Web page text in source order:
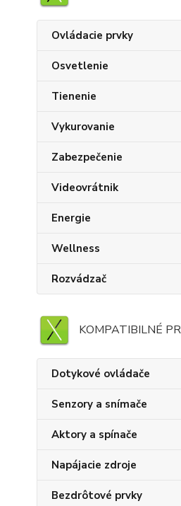
Ovládacie prvky
Osvetlenie
Tienenie
Vykurovanie
Zabezpečenie
Videovrátnik
Energie
Wellness
Rozvádzač
KOMPATIBILNÉ
Dotykové ovládače
Senzory a snímače
Aktory a spínače
Napájacie zdroje
Bezdrôtové prvky